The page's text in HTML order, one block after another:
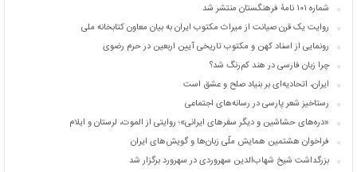
شماره ۱۰۱ نامۀ فرهنگستان منتشر شد
روایت یک قرن صیانت از میراث مکتوب ایران به بیان معاون کتابخانه ملی
رونمایی از اسناد کهن و مکتوب تاریخی آیین اربعین در حرم رضوی
چرا زبان فارسی در هند کم‌رنگ شد؟
ایران، اتحادیه‌ای بر بنیاد صلح و عشق است
رستاخیز شعر پارسی در رسانه‌های اجتماعی
«دره‌های حشاشین و دیگر سفرهای ایرانی»؛ روایتی از الموت، لرستان و ایلام
فراخوان هشتمین همایش ملّی زبان‌ها و گویش‌های ایران
بزرگداشت شیخ شهاب‌الدین سهروردی در سهرورد برگزار شد